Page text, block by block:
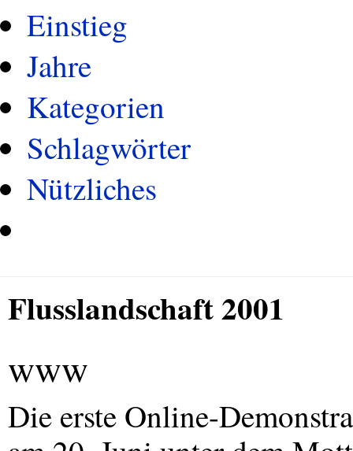
Einstieg
Jahre
Kategorien
Schlagwörter
Nützliches
Flusslandschaft 2001
www
Die erste Online-